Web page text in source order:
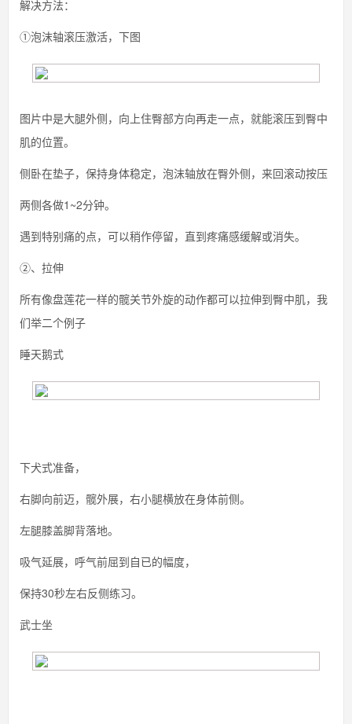
解决方法：
①泡沫轴滚压激活，下图
图片中是大腿外侧，向上住臀部方向再走一点，就能滚压到臀中
肌的位置。
侧卧在垫子，保持身体稳定，泡沫轴放在臀外侧，来回滚动按压
两侧各做1~2分钟。
遇到特别痛的点，可以稍作停留，直到疼痛感缓解或消失。
②、拉伸
所有像盘莲花一样的髋关节外旋的动作都可以拉伸到臀中肌，我
们举二个例子
睡天鹅式
下犬式准备，
右脚向前迈，髋外展，右小腿横放在身体前侧。
左腿膝盖脚背落地。
吸气延展，呼气前屈到自已的幅度，
保持30秒左右反侧练习。
武士坐